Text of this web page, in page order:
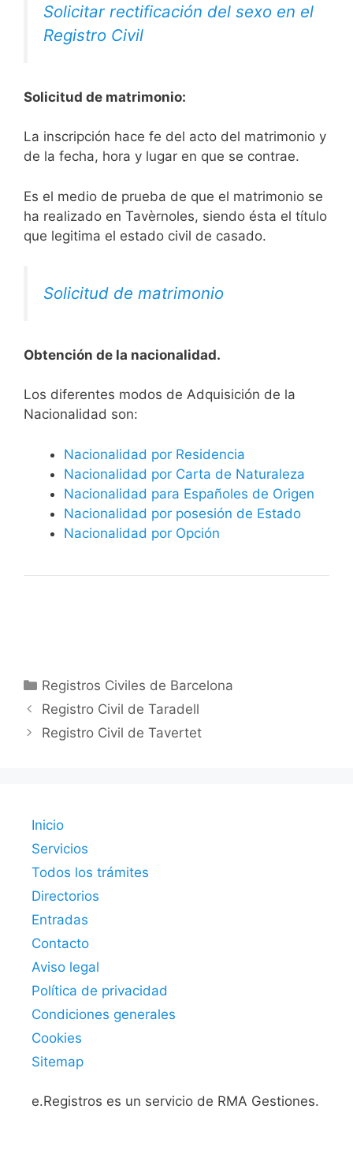
Solicitar rectificación del sexo en el
Registro Civil
Solicitud de matrimonio:
La inscripción hace fe del acto del matrimonio y
de la fecha, hora y lugar en que se contrae.
Es el medio de prueba de que el matrimonio se
ha realizado en Tavèrnoles, siendo ésta el título
que legitima el estado civil de casado.
Solicitud de matrimonio
Obtención de la nacionalidad.
​​​Los diferentes modos de Adquisición de la
Nacionalidad son:
Nacionalidad por Residencia
Nacionalidad por Carta de Naturaleza
Nacionalidad para Españoles de Origen
Nacionalidad por posesión de Estado
Nacionalidad por Opción
Categorías
Registros Civiles de Barcelona
Registro Civil de Taradell
Registro Civil de Tavertet
Inicio
Servicios
Todos los trámites
Directorios
Entradas
Contacto
Aviso legal
Política de privacidad
Condiciones generales
Cookies
Sitemap
e.Registros es un servicio de RMA Gestiones.